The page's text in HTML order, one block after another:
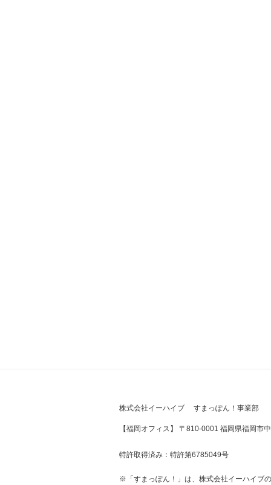
株式会社イーハイブ すまっぽん！事業部
【福岡オフィス】 〒810-0001 福岡県福岡市
特許取得済み：特許第6785049号
※「すまっぽん！」は、株式会社イーハイブ